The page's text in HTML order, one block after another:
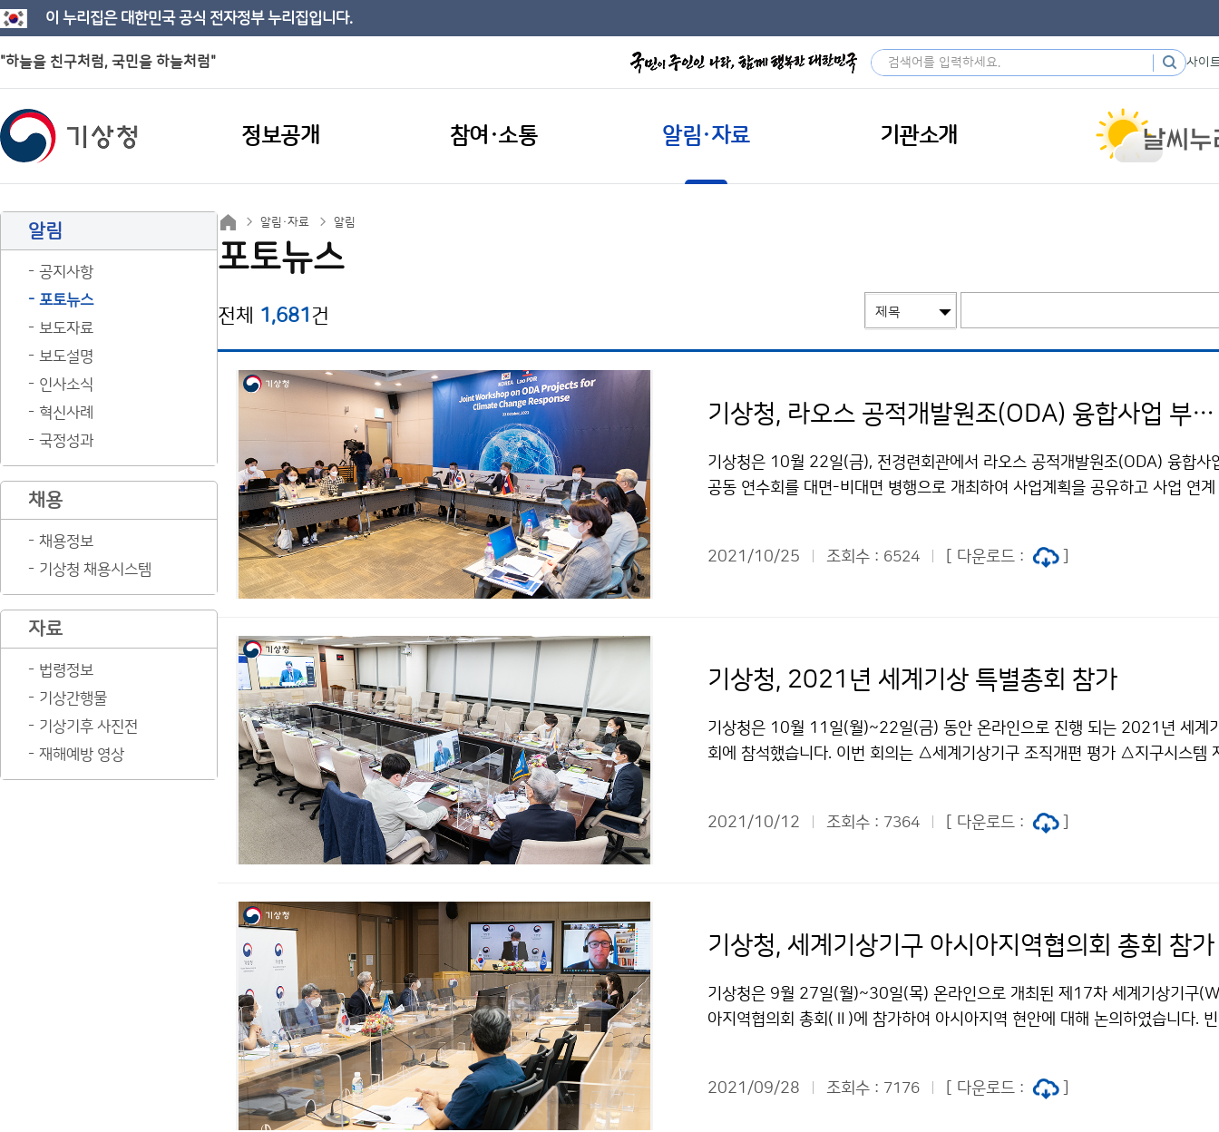
이 누리집은 대한민국 공식 전자정부 누리집입니다.
"하늘을 친구처럼, 국민을 하늘처럼" 사이
정보공개 참여·소통 알림·자료 기관소개
알림
공지사항
포토뉴스
보도자료
보도설명
인사소식
혁신사례
국정성과
채용
채용정보
기상청 채용시스템
자료
법령정보
기상간행물
기상기후 사진전
재해예방 영상
알림·자료 알림
포토뉴스
전체 1,681건
기상청, 라오스 공적개발원조(ODA) 융합사업 부처 간 공동 연수회 개최
기상청은 10월 22일(금), 전경련회관에서 라오스 공적개발원조(ODA) 융합사
공동 연수회를 대면-비대면 병행으로 개최하여 사업계획을 공유하고 사업 연
2021/10/25 조회수 : 6524 [ 다운로드 :
기상청, 2021년 세계기상 특별총회 참가
기상청은 10월 11일(월)~22일(금) 동안 온라인으로 진행 되는 2021년 세계
회에 참석했습니다. 이번 회의는 △세계기상기구 조직개편 평가 △지구시스템
2021/10/12
조회수 : 7364 [ 다운로드 :
기상청, 세계기상기구 아시아지역협의회 총회 참가
기상청은 9월 27일(월)~30일(목) 온라인으로 개최된 제17차 세계기상기구
아지역협의회 총회(Ⅱ)에 참가하여 아시아지역 현안에 대해 논의하였습니다.
2021/09/28
조회수 : 7176 [ 다운로드 :